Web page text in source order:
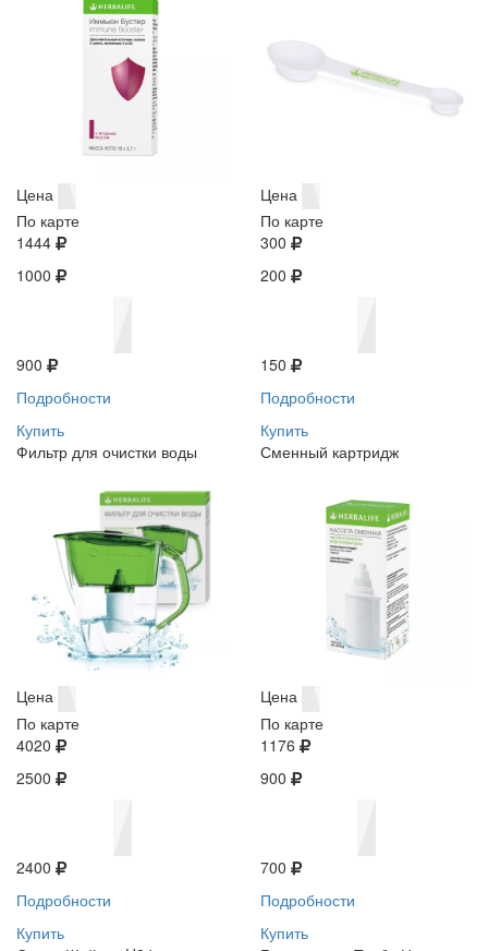
Цена
По карте
1444
1000
900
Подробности
Купить
Цена
По карте
300
200
150
Подробности
Купить
Фильтр для очистки воды
Цена
По карте
4020
2500
2400
Подробности
Купить
Сменный картридж
Цена
По карте
1176
900
700
Подробности
Купить